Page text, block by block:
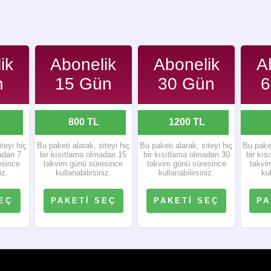
hiç
7
Abonelik
15 Gün
800 TL
Bu paketi alarak, siteyi hiç
bir kısıtlama olmadan 15
takvim günü süresince
kullanabilirsiniz.
PAKETİ SEÇ
Abonelik
30 Gün
1200 TL
Bu paketi alarak, siteyi hiç
bir kısıtlama olmadan 30
takvim günü süresince
kullanabilirsiniz.
PAKETİ SEÇ
Bu
bir